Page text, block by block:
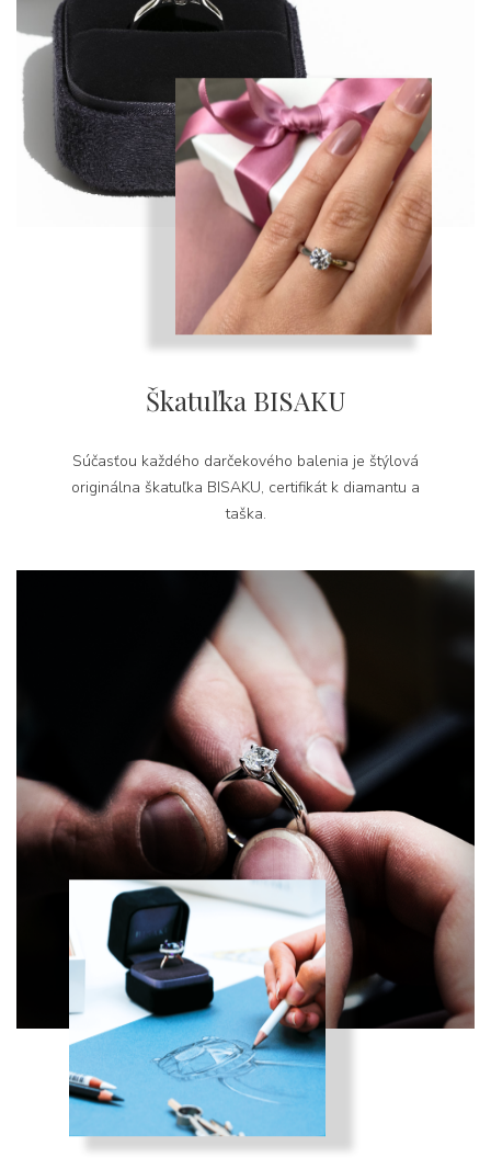
Škatuľka BISAKU
Súčasťou každého darčekového balenia je štýlová
originálna škatuľka BISAKU, certifikát k diamantu a
taška.